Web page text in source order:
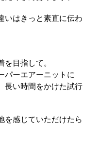
いはきっと素直に伝わ
目指して。
パーエアーニットに
長い時間をかけた試行
を感じていただけたら